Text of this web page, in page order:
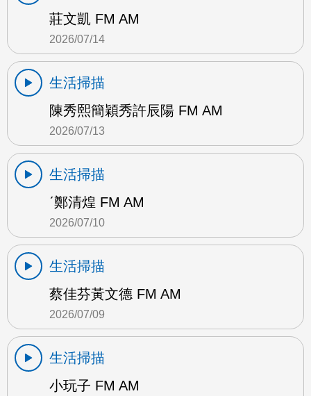
莊文凱 FM AM
2026/07/14
生活掃描
陳秀熙簡穎秀許辰陽 FM AM
2026/07/13
生活掃描
ˊ鄭清煌 FM AM
2026/07/10
生活掃描
蔡佳芬黃文德 FM AM
2026/07/09
生活掃描
小玩子 FM AM